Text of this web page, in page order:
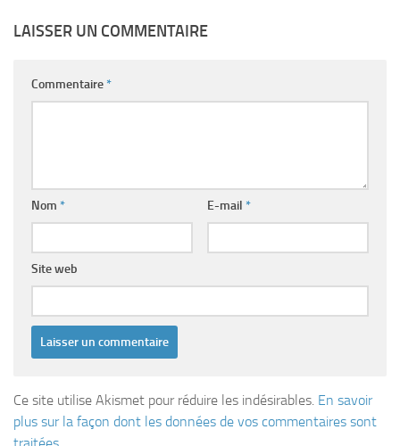
LAISSER UN COMMENTAIRE
Commentaire*
Nom * E-mail *
Site web
Ce site utilise Akismet pour réduire les indésirables. En savoir
plus sur la façon dont les données de vos commentaires sont